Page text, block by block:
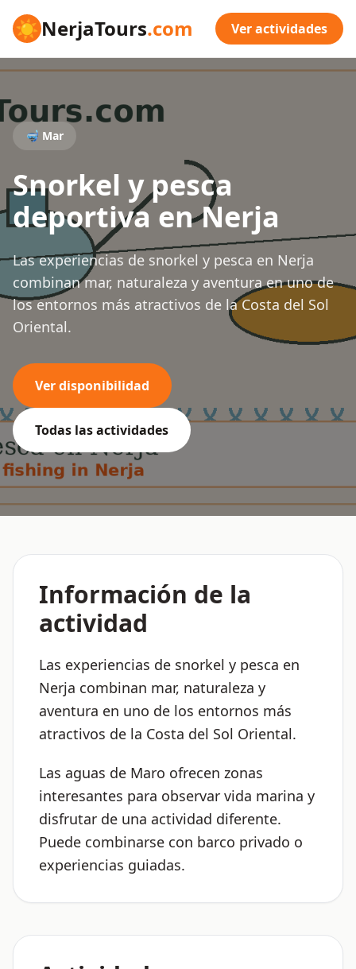
☀NerjaTours.com Ver actividades
🤿 Mar
Snorkel y pesca
deportiva en Nerja
Las experiencias de snorkel y pesca en Nerja
combinan mar, naturaleza y aventura en uno de
los entornos más atractivos de la Costa del Sol
Oriental.
Ver disponibilidad
Todas las actividades
Información de la
actividad
Las experiencias de snorkel y pesca en
Nerja combinan mar, naturaleza y
aventura en uno de los entornos más
atractivos de la Costa del Sol Oriental.
Las aguas de Maro ofrecen zonas
interesantes para observar vida marina y
disfrutar de una actividad diferente.
Puede combinarse con barco privado o
experiencias guiadas.